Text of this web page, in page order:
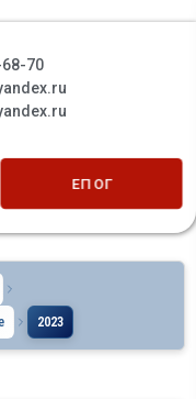
68-70
ЕП ОГ
2023